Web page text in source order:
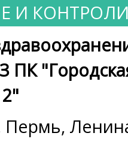
И
ПК
Пермь,